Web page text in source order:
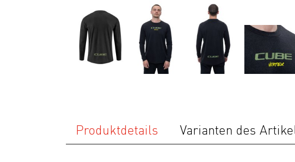
Produktdetails Varianten des